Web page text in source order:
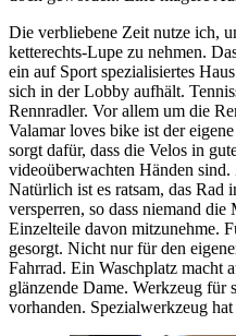
Die verbliebene Zeit nutze ich,
ketterechts-Lupe zu nehmen.
ein auf Sport spezialisiertes
sich in der Lobby aufhält.
Rennradler. Vor allem um die
Valamar loves bike ist der
sorgt dafür, dass die Velos in
videoüberwachten Händen
Natürlich ist es ratsam, das Rad
versperren, so dass niemand
Einzelteile davon mitzunehme.
gesorgt. Nicht nur für den
Fahrrad. Ein Waschplatz macht
glänzende Dame. Werkzeug für
vorhanden. Spezialwerkzeug